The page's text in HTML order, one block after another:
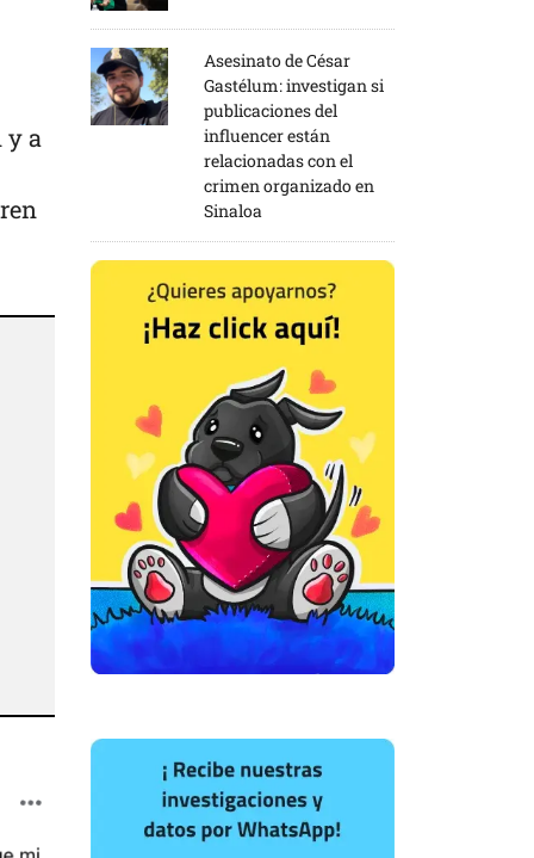
y a
Asesinato de César
Gastélum: investigan si
publicaciones del
influencer están
relacionadas con el
crimen organizado en
Sinaloa